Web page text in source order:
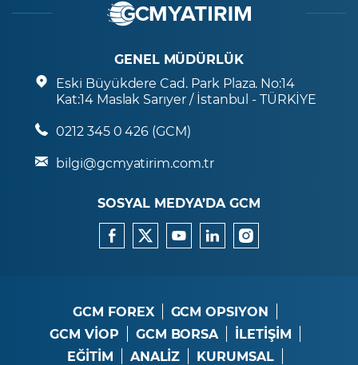
GENEL MÜDÜRLÜK
Eski Büyükdere Cad. Park Plaza. No:14
Kat:14 Maslak Sarıyer / İstanbul - TÜRKİYE
0212 345 0 426 (GCM)
bilgi@gcmyatirim.com.tr
SOSYAL MEDYA’DA GCM
GCM FOREX
GCM OPSIYON
GCM VİOP
GCM BORSA
İLETİŞİM
EĞİTİM
ANALİZ
KURUMSAL